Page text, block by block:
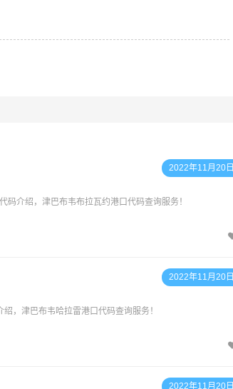
介绍，津巴布韦布拉瓦约港口代码查询服务！
2022年11月20日
，津巴布韦哈拉雷港口代码查询服务！
2022年11月20日
2022年11月20日